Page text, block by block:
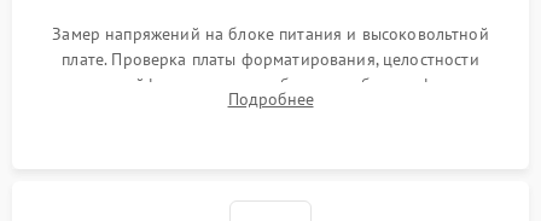
Замер напряжений на блоке питания и высоковольтной
плате. Проверка платы форматирования, целостности
плоских шлейфов сканера и работоспособности флажков и
оптопар (датчиков прохождения бумаги).
Подробнее